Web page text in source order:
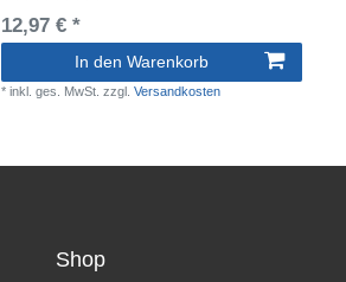
12,97 € *
In den Warenkorb
*inkl. ges. MwSt. zzgl.Versandkosten
Shop